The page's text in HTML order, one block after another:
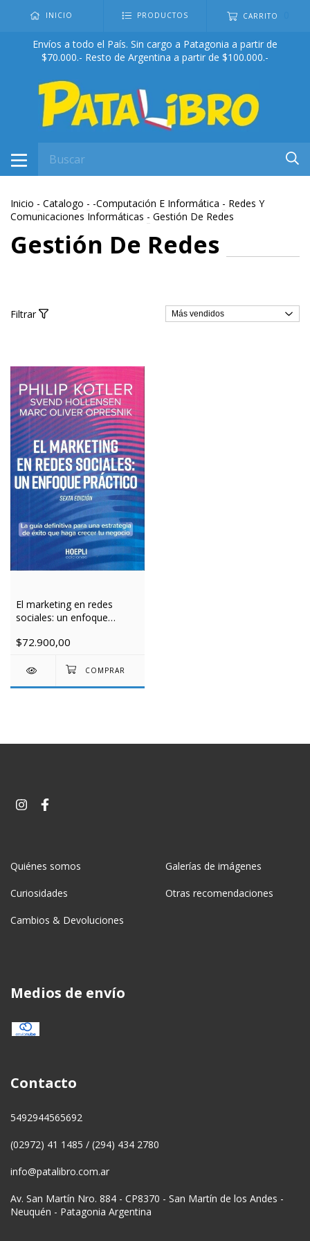
INICIO PRODUCTOS CARRITO
Envíos a todo el País. Sin cargo a Patagonia a partir de
$70.000.- Resto de Argentina a partir de $100.000.-
Inicio - Catalogo - -Computación E Informática - Redes Y
Comunicaciones Informáticas - Gestión De Redes
Gestión De Redes
Filtrar
El marketing en redes
sociales: un enfoque
$72.900,00
Quiénes somos Galerías de imágenes
Curiosidades Otras recomendaciones
Cambios & Devoluciones
Medios de envío
Contacto
5492944565692
(02972) 41 1485 / (294) 434 2780
info@patalibro.com.ar
Av. San Martín Nro. 884 - CP8370 - San Martín de los Andes -
Neuquén - Patagonia Argentina